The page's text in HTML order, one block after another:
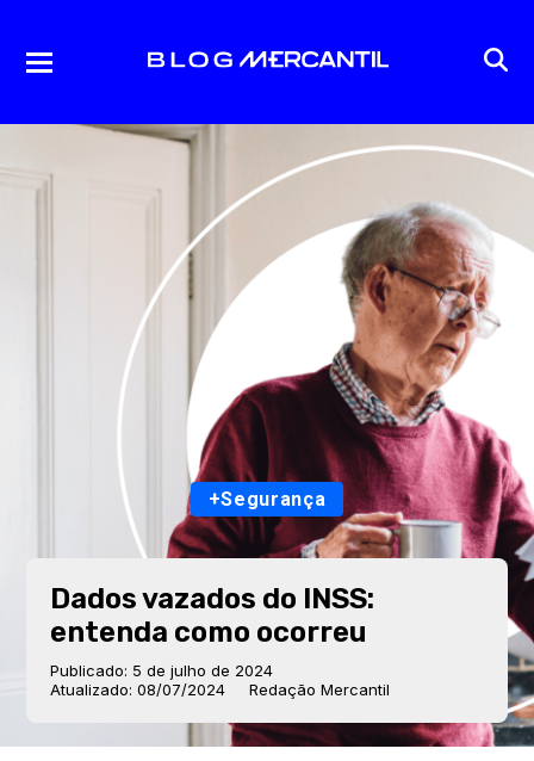
+Segurança
Dados vazados do INSS:
entenda como ocorreu
Publicado: 5 de julho de 2024
Atualizado: 08/07/2024
Redação Mercantil